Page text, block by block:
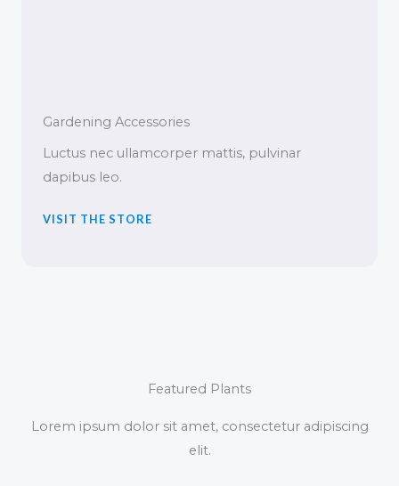
Gardening Accessories
Luctus nec ullamcorper mattis, pulvinar
dapibus leo.
VISIT THE STORE
Featured Plants
Lorem ipsum dolor sit amet, consectetur adipiscing
elit.